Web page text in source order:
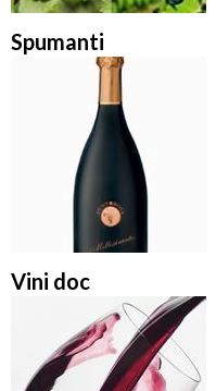
Spumanti
Vini doc